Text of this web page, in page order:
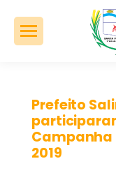
Prefeito
Campanha
2019